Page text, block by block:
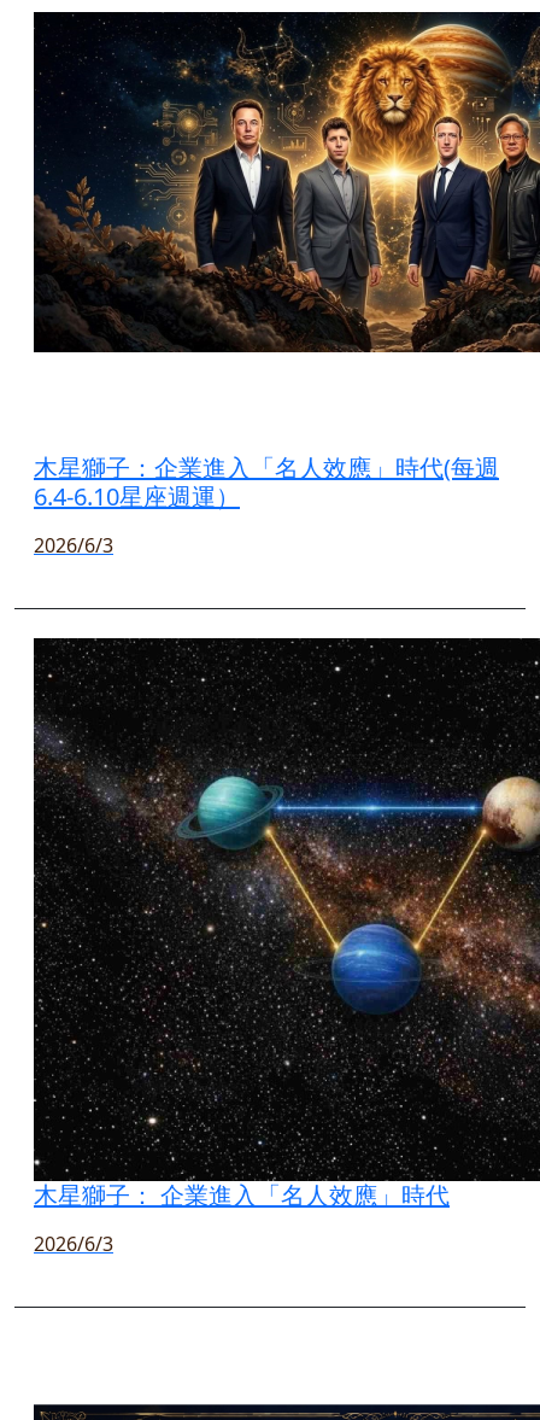
木星獅子：企業進入「名人效應」時代(每週
6.4-6.10星座週運）
2026/6/3
木星獅子： 企業進入「名人效應」時代
2026/6/3